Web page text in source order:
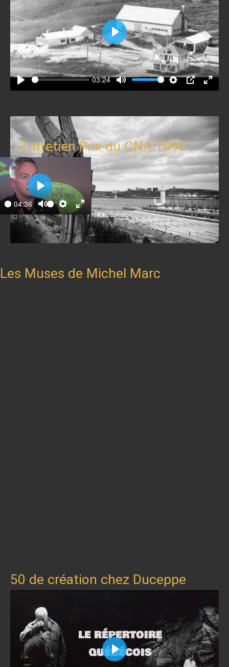
Play
03:24
Mute SettingsPIP
Enter
Play
Entretien Prix du CNA 1993
04:36
Mute SettingsEnter
fullscreen
Play
Les Muses de Michel Marc
50 de création chez Duceppe
Play